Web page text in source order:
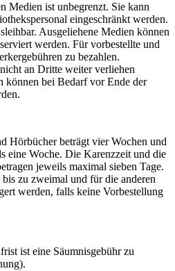
Medien ist unbegrenzt. Sie kann
eingeschränkt werden.
Ausgeliehene Medien können
werden. Für vorbestellte und
zu bezahlen.
an Dritte weiter verliehen
können bei Bedarf vor Ende der
Hörbücherbeträgt vier Wochen und
eine Woche. Die Karenzzeit und die
jeweils maximal sieben Tage.
zu zweimal und für die anderen
werden, falls keine Vorbestellung
ist eine Säumnisgebühr zu